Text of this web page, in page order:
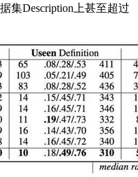
集Description上甚至超过